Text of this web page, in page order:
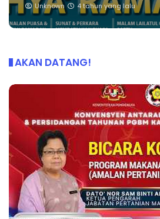
Unknown 4 tahun yang lalu
AKAN DATANG!